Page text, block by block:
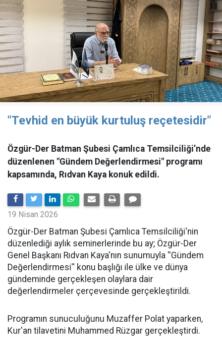
"Tevhid en büyük kurtuluş reçetesidir"
Özgür-Der Batman Şubesi Çamlıca Temsilciliği’nde
düzenlenen "Gündem Değerlendirmesi" programı
kapsamında, Rıdvan Kaya konuk edildi.
19 Nisan 2026
​Özgür-Der Batman Şubesi Çamlıca Temsilciliği'nin
düzenlediği aylık seminerlerinde bu ay; Özgür-Der
Genel Başkanı Rıdvan Kaya'nın sunumuyla ''Gündem
Değerlendirmesi'' konu başlığı ile ülke ve dünya
gündeminde gerçekleşen olaylara dair
değerlendirmeler çerçevesinde gerçekleştirildi.
Programın sunuculuğunu Muzaffer Polat yaparken,
Kur'an tilavetini Muhammed Rüzgar gerçekleştirdi.